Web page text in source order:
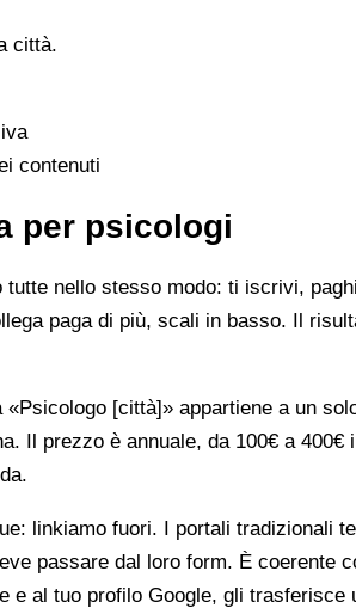
città.
contenuti
per psicologi
nello stesso modo: ti iscrivi,
paga di più, scali in basso. Il
«Psicologo [città]» appartiene a un
Il prezzo è annuale, da 100€ a
linkiamo fuori. I portali
passare dal loro form. È
e al tuo profilo Google, gli